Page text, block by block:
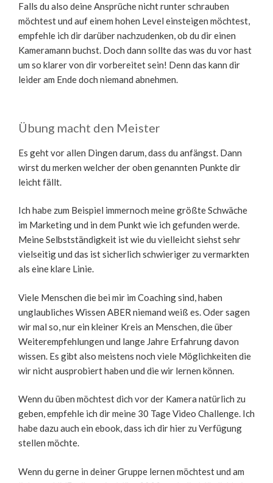
Falls du also deine Ansprüche nicht runter schrauben
möchtest und auf einem hohen Level einsteigen möchtest,
empfehle ich dir darüber nachzudenken, ob du dir einen
Kameramann buchst. Doch dann sollte das was du vor hast
um so klarer von dir vorbereitet sein! Denn das kann dir
leider am Ende doch niemand abnehmen.
Übung macht den Meister
Es geht vor allen Dingen darum, dass du anfängst. Dann
wirst du merken welcher der oben genannten Punkte dir
leicht fällt.
Ich habe zum Beispiel immernoch meine größte Schwäche
im Marketing und in dem Punkt wie ich gefunden werde.
Meine Selbstständigkeit ist wie du vielleicht siehst sehr
vielseitig und das ist sicherlich schwieriger zu vermarkten
als eine klare Linie.
Viele Menschen die bei mir im Coaching sind, haben
unglaubliches Wissen ABER niemand weiß es. Oder sagen
wir mal so, nur ein kleiner Kreis an Menschen, die über
Weiterempfehlungen und lange Jahre Erfahrung davon
wissen. Es gibt also meistens noch viele Möglichkeiten die
wir nicht ausprobiert haben und die wir lernen können.
Wenn du üben möchtest dich vor der Kamera natürlich zu
geben, empfehle ich dir meine 30 Tage Video Challenge. Ich
habe dazu auch ein ebook, dass ich dir hier zu Verfügung
stellen möchte.
Wenn du gerne in deiner Gruppe lernen möchtest und am